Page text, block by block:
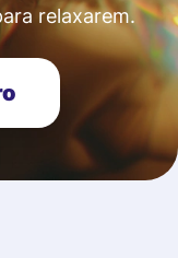
relaxarem.